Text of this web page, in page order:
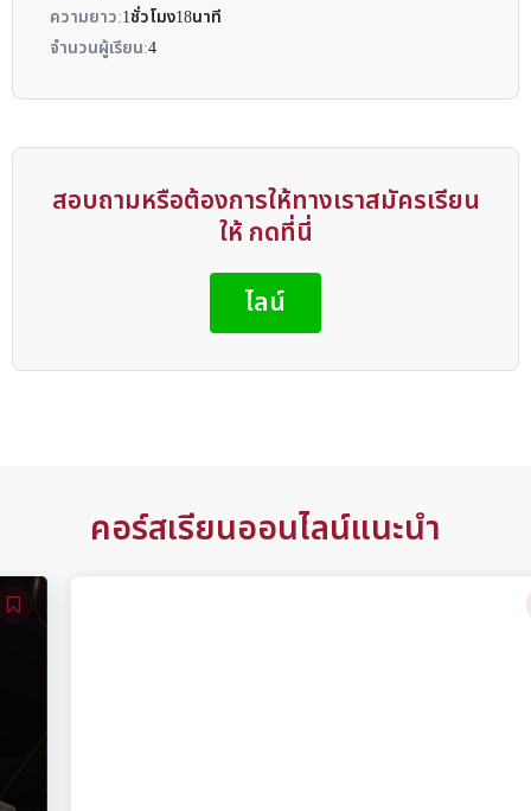
ความยาว:1ชั่วโมง18นาที
จำนวนผู้เรียน:4
สอบถามหรือต้องการให้ทางเราสมัครเรียน
ให้ กดที่นี่
ไลน์
คอร์สเรียนออนไลน์แนะนำ